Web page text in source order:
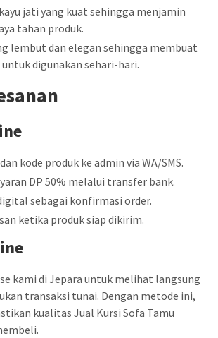
jati yang kuat sehingga menjamin
tahan produk.
lembut dan elegan sehingga membuat
digunakan sehari-hari.
kode produk ke admin via WA/SMS.
DP 50% melalui transfer bank.
sebagai konfirmasi order.
ketika produk siap dikirim.
kami di Jepara untuk melihat langsung
transaksi tunai. Dengan metode ini,
kualitas Jual Kursi Sofa Tamu